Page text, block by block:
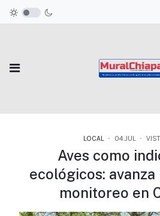
LOCAL 04.JUL
Aves como
ecológicos:
monitoreo en